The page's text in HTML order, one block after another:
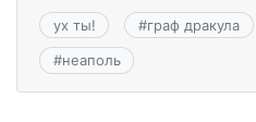
ух ты! #граф дракула
#неаполь